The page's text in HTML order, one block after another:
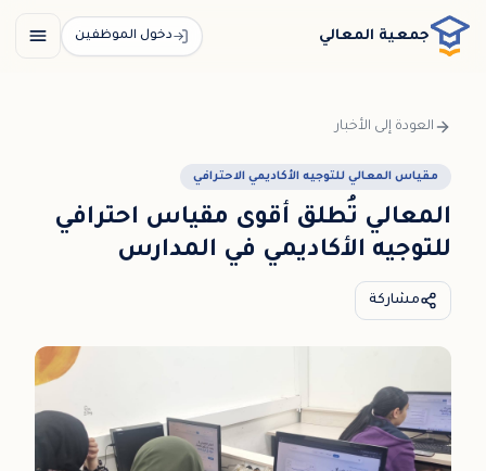
تخطي إلى المحتوى الرئيسي / דלג לתוכן הראשי
جمعية المعالي دخول الموظفين
العودة إلى الأخبار
مقياس المعالي للتوجيه الأكاديمي الاحترافي
المعالي تُطلق أقوى مقياس احترافي
للتوجيه الأكاديمي في المدارس
مشاركة